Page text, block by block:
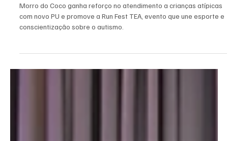
Morro do Coco avança na inclusão: novo PU